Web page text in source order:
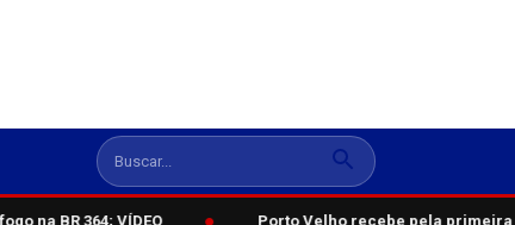
na BR 364; VÍDEO Porto Velho recebe pela primeira